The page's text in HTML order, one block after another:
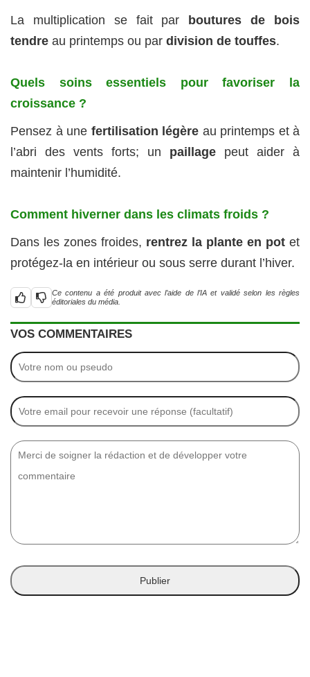
La multiplication se fait par
boutures de bois
tendre au printemps ou par division de touffes.
Quels soins essentiels pour favoriser la
croissance ?
Pensez à une fertilisation légère au printemps et à
l’abri des vents forts; un paillage peut aider à
maintenir l’humidité.
Comment hiverner dans les climats froids ?
Dans les zones froides, rentrez la plante en pot et
protégez-la en intérieur ou sous serre durant l’hiver.
Ce contenu a été produit avec l’aide de l’IA et validé selon les règles
éditoriales du média.
VOS COMMENTAIRES